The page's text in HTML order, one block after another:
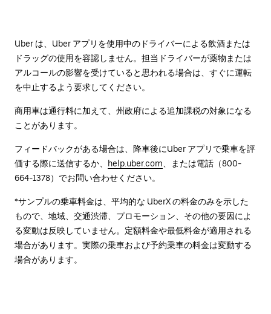
Uber は、Uber アプリを使用中のドライバーによる飲酒または
ドラッグの使用を容認しません。担当ドライバーが薬物または
アルコールの影響を受けていると思われる場合は、すぐに運転
を中止するよう要求してください。
商用車は通行料に加えて、州政府による追加課税の対象になる
ことがあります。
フィードバックがある場合は、降車後に⁠Uber アプリで乗車を評
価する際に送信するか、
help.uber.com 、または電話（800-
664-1378）でお問い合わせください。
*サンプルの乗車料金は、平均的な UberX の料金のみを示した
もので、地域、交通渋滞、プロモーション、その他の要因によ
る変動は反映していません。定額料金や最低料金が適用される
場合があります。実際の乗車および予約乗車の料金は変動する
場合があります。